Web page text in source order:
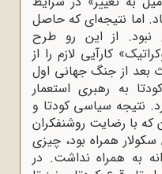
اما نتیجه‌ای که حاصل
از این رو طرح
کارآیی لازم را از
بعد از جنگ جهانی اول
به رهبری استعمار
نتیجه سیاسی کودتا و
با رضایت روشنفکران
همراه بود، چیزی
به همراه نداشت. در